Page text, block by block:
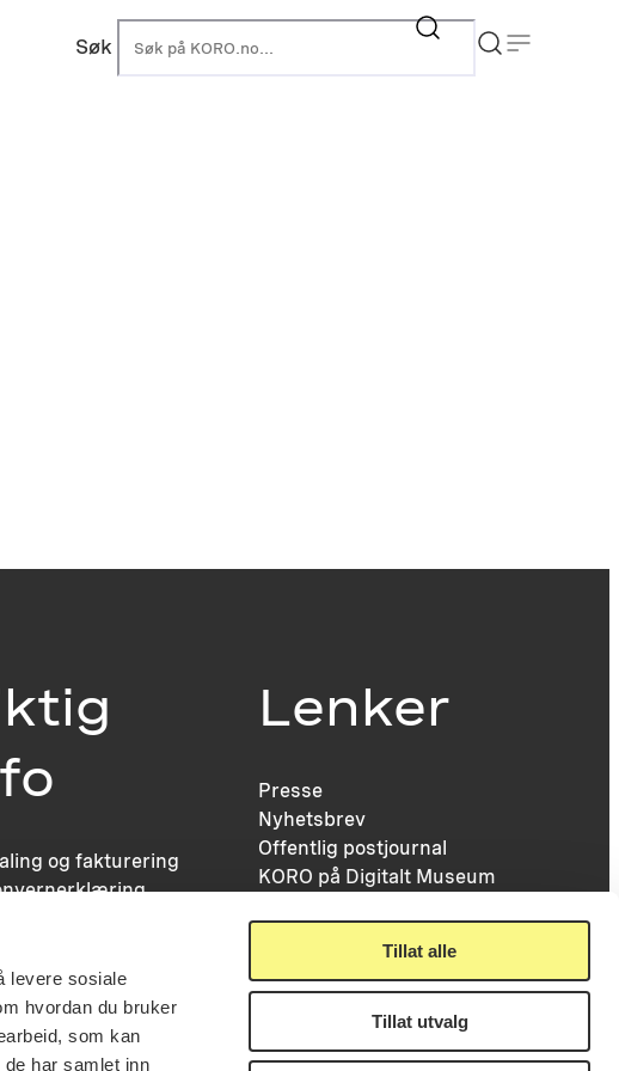
levere sosiale
hvordan du bruker
som kan
har samlet inn
Tillat alle
Tillat utvalg
Søk
og fakturering
logo
Lenker
Presse
Nyhetsbrev
Offentlig postjournal
KORO på Digitalt Museum